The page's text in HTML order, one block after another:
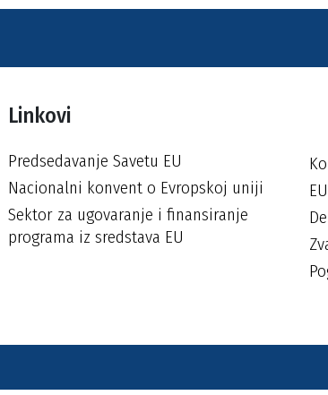
Linkovi
Predsedavanje Savetu EU
Nacionalni konvent o Evropskoj uniji
Sektor za ugovaranje i finansiranje
programa iz sredstava EU